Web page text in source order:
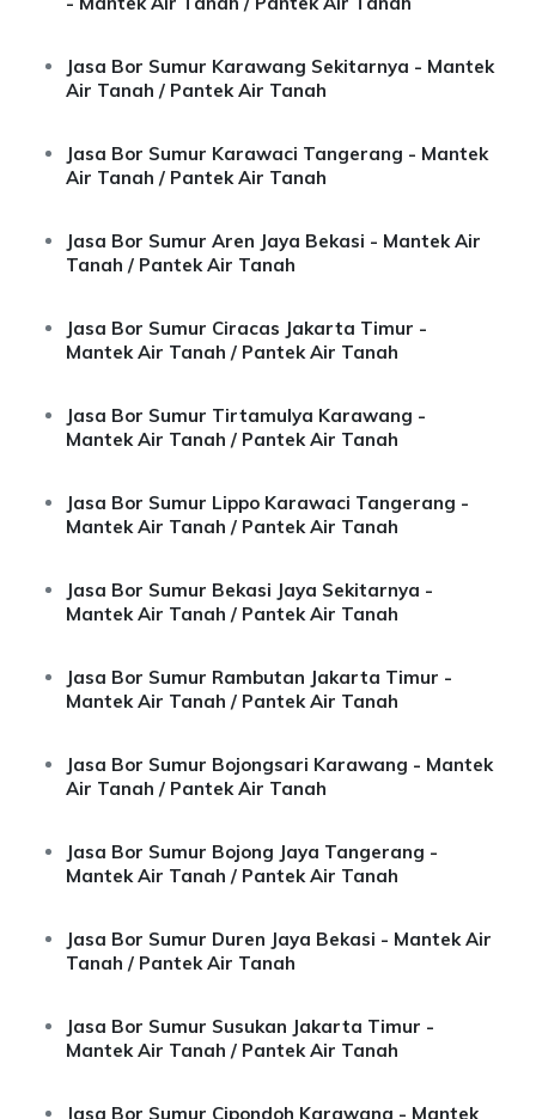
Jasa Bor Sumur Karawang Sekitarnya - Mantek
Air Tanah / Pantek Air Tanah
Jasa Bor Sumur Karawaci Tangerang - Mantek
Air Tanah / Pantek Air Tanah
Jasa Bor Sumur Aren Jaya Bekasi - Mantek Air
Tanah / Pantek Air Tanah
Jasa Bor Sumur Ciracas Jakarta Timur -
Mantek Air Tanah / Pantek Air Tanah
Jasa Bor Sumur Tirtamulya Karawang -
Mantek Air Tanah / Pantek Air Tanah
Jasa Bor Sumur Lippo Karawaci Tangerang -
Mantek Air Tanah / Pantek Air Tanah
Jasa Bor Sumur Bekasi Jaya Sekitarnya -
Mantek Air Tanah / Pantek Air Tanah
Jasa Bor Sumur Rambutan Jakarta Timur -
Mantek Air Tanah / Pantek Air Tanah
Jasa Bor Sumur Bojongsari Karawang - Mantek
Air Tanah / Pantek Air Tanah
Jasa Bor Sumur Bojong Jaya Tangerang -
Mantek Air Tanah / Pantek Air Tanah
Jasa Bor Sumur Duren Jaya Bekasi - Mantek Air
Tanah / Pantek Air Tanah
Jasa Bor Sumur Susukan Jakarta Timur -
Mantek Air Tanah / Pantek Air Tanah
Jasa Bor Sumur Cipondoh Karawang - Mantek